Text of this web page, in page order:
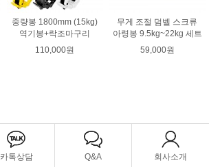
중량봉 1800mm (15kg)
역기봉+락조마구리
110,000원
무게 조절 덤벨 스크류
아령봉 9.5kg~22kg 세트
59,000원
카톡상담 Q&A 회사소개